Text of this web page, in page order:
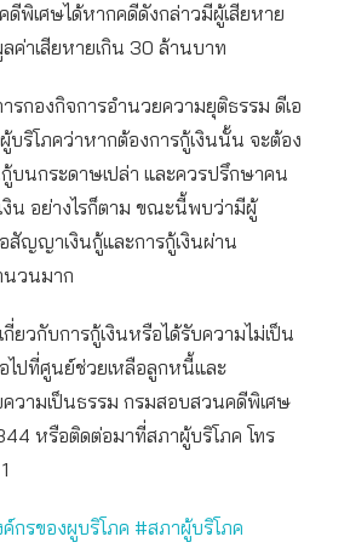
ดีพิเศษได้หากคดีดังกล่าวมีผู้เสียหาย
ค่าเสียหายเกิน 30 ล้านบาท
รกองกิจการอำนวยความยุติธรรม ดีเอ
บริโภคว่าหากต้องการกู้เงินนั้น จะต้อง
บนกระดาษเปล่า และควรปรึกษาคน
งิน อย่างไรก็ตาม ขณะนี้พบว่ามีผู้
สัญญาเงินกู้และการกู้เงินผ่าน
นวนมาก
วกับการกู้เงินหรือได้รับความไม่เป็น
ไปที่ศูนย์ช่วยเหลือลูกหนี้และ
วามเป็นธรรม กรมสอบสวนคดีพิเศษ
หรือติดต่อมาที่สภาผู้บริโภค โทร
กรของผูบริโภค #สภาผู้บริโภค